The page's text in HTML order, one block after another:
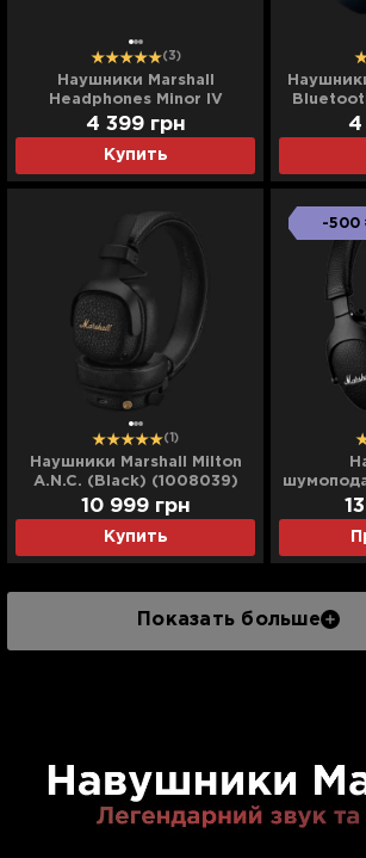
(3)
Наушники Marshall
Headphones Minor IV
(Cream)
Купить
4 399 грн 4
(1)
Наушники Marshall Milton
A.N.C. (Black) (1008039)
Купить
10 999 грн
-500
Показать больше